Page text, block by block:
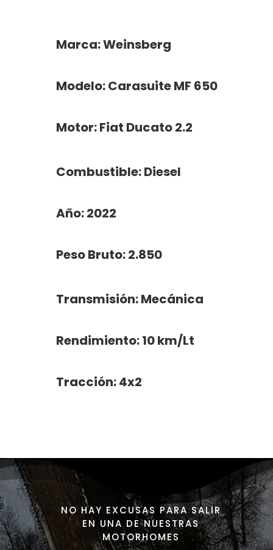
Marca: Weinsberg
Modelo: Carasuite MF 650
Motor: Fiat Ducato 2.2
Combustible: Diesel
Año: 2022
Peso Bruto: 2.850
Transmisión: Mecánica
Rendimiento: 10 km/Lt
Tracción: 4x2
NO HAY EXCUSAS PARA SALIR
EN UNA DE NUESTRAS
MOTORHOMES